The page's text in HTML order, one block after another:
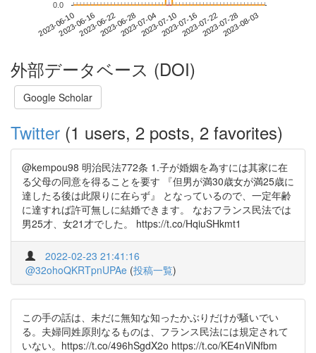
2023-06-102023-06-162023-06-222023-06-282023-07-042023-07-102023-07-162023-07-222023-07-282023-08-03
0.0
外部データベース (DOI)
Google Scholar
Twitter (1 users, 2 posts, 2 favorites)
@kempou98 明治民法772条 1.子が婚姻を為すには其家に在
る父母の同意を得ることを要す 『但男が満30歳女が満25歳に
達したる後は此限りに在らず』 となっているので、一定年齢
に達すれば許可無しに結婚できます。 なおフランス民法では
男25才、女21才でした。 https://t.co/HqiuSHkmt1
2022-02-23 21:41:16
@32ohoQKRTpnUPAe (投稿一覧)
この手の話は、未だに無知な知ったかぶりだけが騒いでい
る。夫婦同姓原則なるものは、フランス民法には規定されて
いない。https://t.co/496hSgdX2o https://t.co/KE4nViNfbm